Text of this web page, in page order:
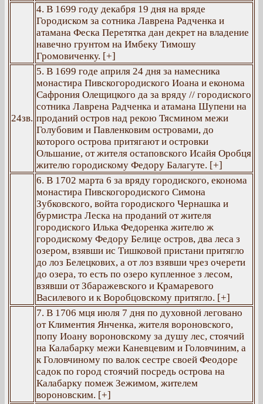
4. В 1699 году декабря 19 дня на вряде
Городиском за сотника Лаврена Радченка и
атамана Феска Перетятка дан декрет на владение
навечно грунтом на Имбеку Тимошу
Громовиченку. [+]
24зв.
5. В 1699 годе априля 24 дня за намесника
монастира Пивскогородиского Иоана и економа
Сафрония Олещицкого да за вряду // городиского
сотника Лаврена Радченка и атамана Шупени на
проданий остров над рекою Тясмином межи
Голубовим и Павленковим островами, до
которого острова притягают и островки
Ольшание, от жителя остаповского Исайя Оробця
жителю городискому Федору Балагуте. [+]
6. В 1702 марта 6 за вряду городиского, економа
монастира Пивскогородиского Симона
Зубковского, войта городиского Чернашка и
бурмистра Леска на проданий от жителя
городиского Илька Федоренка жителю ж
городискому Федору Белице остров, два леса з
озером, взявши ис Тишковой пристани притягло
до лоз Белецкових, а от лоз взявши чрез очерети
до озера, то есть по озеро купленное з лесом,
взявши от Збаражевского и Крамаревого
Василевого и к Воробцовскому притягло. [+]
7. В 1706 мця июля 7 дня по духовной леговано
от Климентия Янченка, жителя вороновского,
попу Иоану вороновскому за душу лес, стоячий
на Калабарку межи Каневцевим и Головчиним, а
к Головчиному по валок сестре своей Феодоре
садок по город стоячий посредь острова на
Калабарку помеж Зежимом, жителем
вороновским. [+]